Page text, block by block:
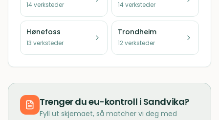
14verksteder 14verksteder
Hønefoss
13 verksteder
Trondheim
12verksteder
Trenger dueu-kontroll i Sandvika?
Fyll ut skjemaet, så matcher vi deg med